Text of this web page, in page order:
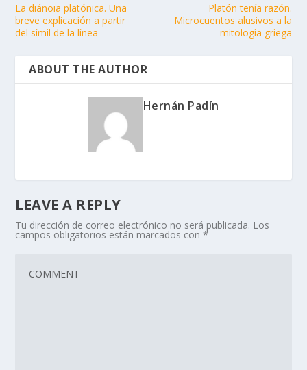
La diánoia platónica. Una
breve explicación a partir
del símil de la línea
Platón tenía razón.
Microcuentos alusivos a la
mitología griega
ABOUT THE AUTHOR
Hernán Padín
LEAVE A REPLY
Tu dirección de correo electrónico no será publicada. Los
campos obligatorios están marcados con*